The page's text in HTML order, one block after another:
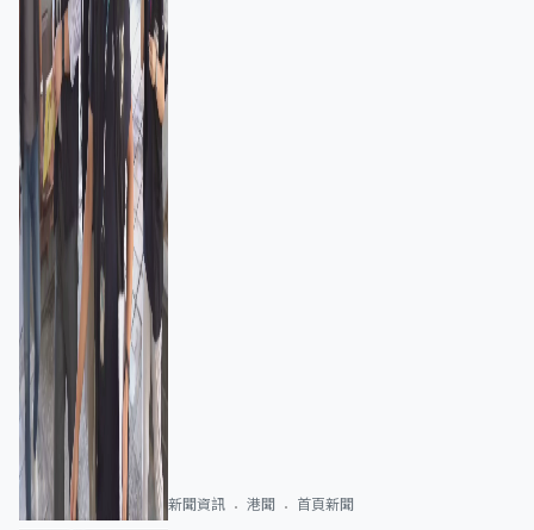
新聞資訊 港聞 首頁新聞